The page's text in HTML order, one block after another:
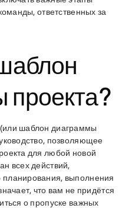
ответственных за
проекта?
шаблон диаграммы
позволяющее
для любой новой
всех действий,
выполнения
что вам не придётся
о пропуске важных